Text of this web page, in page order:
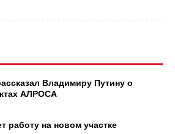
Владимиру Путину о
АЛРОСА
работу на новом участке